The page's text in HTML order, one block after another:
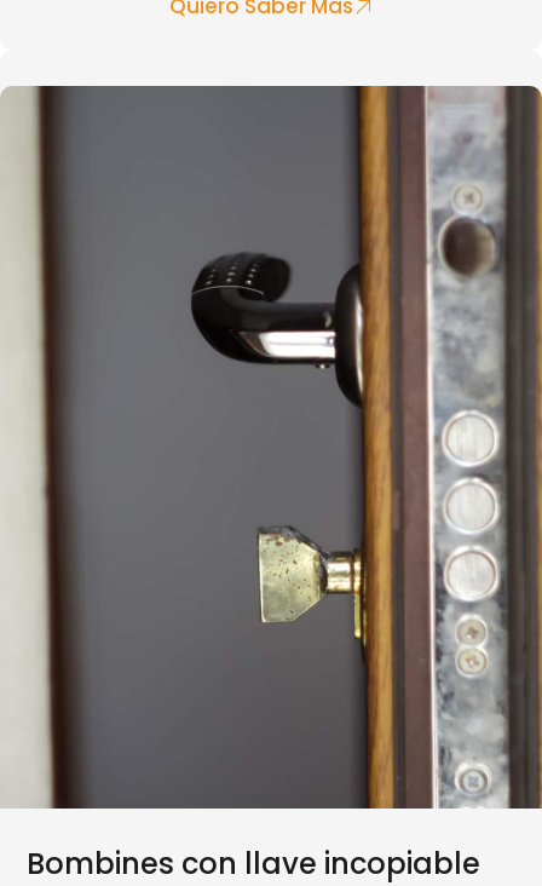
Quiero Saber Más
Bombines con llave incopiable